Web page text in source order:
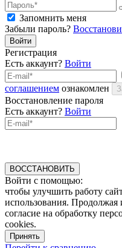
Запомнить меня
Забыли пароль?
Войти
Регистрация
Есть аккаунт? Войти
соглашением ознакомлен
Восстановление пароля
Есть аккаунт? Войти
ВОССТАНОВИТЬ
Войти с помощью:
чтобы улучшить работу
использования. Продолжая
согласие на обработку
cookies.
Принять